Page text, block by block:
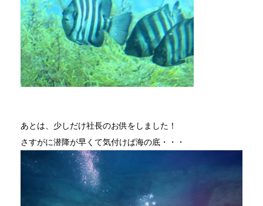
あとは、少しだけ社長のお供をしました！
さすがに潜降が早くて気付けば海の底・・・